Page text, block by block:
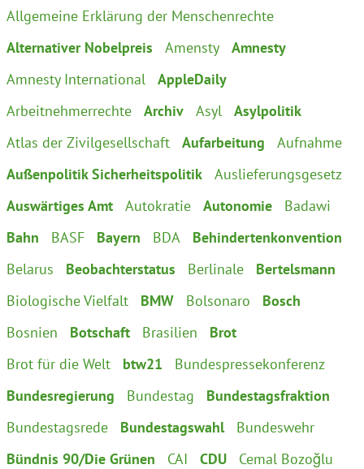
Termine
Twitter
YouTube
Facebook
Allgemeine Erklärung der Menschenrechte
Alternativer Nobelpreis
Amensty
Amnesty
Amnesty International
AppleDaily
Arbeitnehmerrechte
Archiv Asyl
Asylpolitik
Atlas der Zivilgesellschaft
Aufarbeitung
Aufnahme
Außenpolitik Sicherheitspolitik
Auslieferungsgesetz
Auswärtiges Amt
Autokratie Autonomie
Badawi
Bahn
BASF Bayern BDA
Behindertenkonvention
Belarus
Beobachterstatus Berlinale
Bertelsmann
Biologische Vielfalt
BMW Bolsonaro
Bosch
Bosnien
Botschaft Brasilien
Brot
Brot für die Welt
btw21
Bundespressekonferenz
Bundesregierung
Bundestag
Bundestagsfraktion
Bundestagsrede
Bundestagswahl
Bundeswehr
Bündnis 90/Die Grünen
CAI CDU
Cemal Bozoğlu